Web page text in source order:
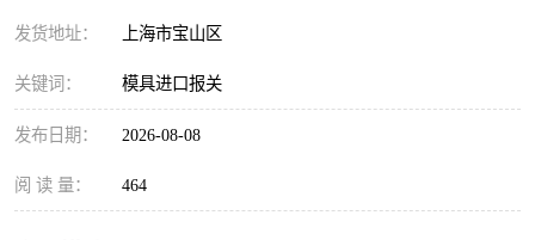
发货地址： 上海市宝山区
关键词： 模具进口报关
发布日期： 2026-08-08
阅 读 量： 464